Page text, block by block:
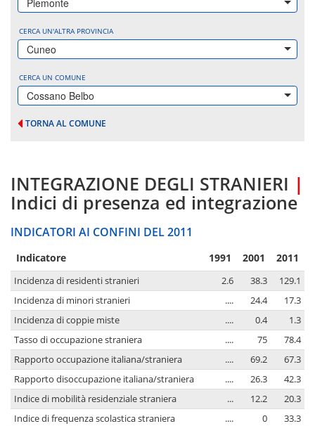
Piemonte
CERCA UN'ALTRA PROVINCIA
Cuneo
CERCA UN COMUNE
Cossano Belbo
TORNA AL COMUNE
INTEGRAZIONE DEGLI STRANIERI |
Indici di presenza ed integrazione
INDICATORI AI CONFINI DEL 2011
Indicatore 1991 2001 2011
Incidenza di residenti stranieri 2.6 38.3
129.1
Incidenza di minori stranieri
.... 24.4
17.3
Incidenza di coppie miste
.... 0.4
1.3
Tasso di occupazione straniera
.... 75
78.4
Rapporto occupazione italiana/straniera
.... 69.2
67.3
Rapporto disoccupazione italiana/straniera
.... 26.3
42.3
Indice di mobilità residenziale straniera
... 12.2
20.3
Indice di frequenza scolastica straniera
.... 0
33.3